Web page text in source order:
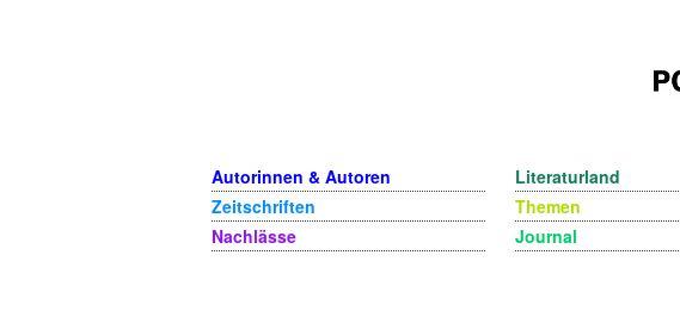
Autorinnen & Autoren
Zeitschriften
Nachlässe
Literaturland
Themen
Journal